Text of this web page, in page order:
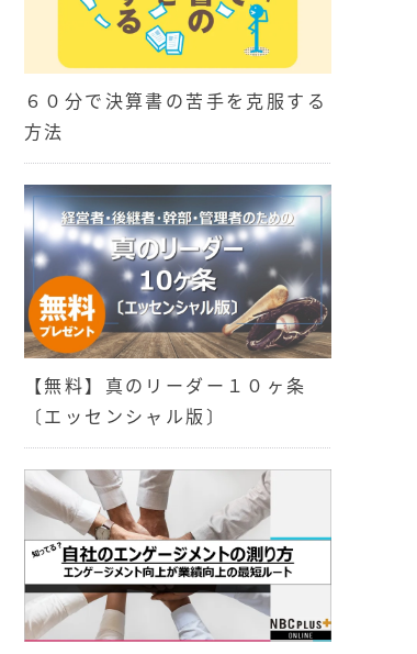
６０分で決算書の苦手を克服する
方法
【無料】真のリーダー１０ヶ条
〔エッセンシャル版〕